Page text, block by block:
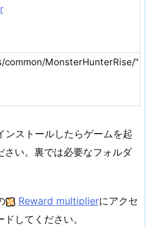
common/MonsterHunterRise/"
ストールしたらゲームを起
い。裏では必要なフォルダ
Reward multiplierにアクセ
してください。